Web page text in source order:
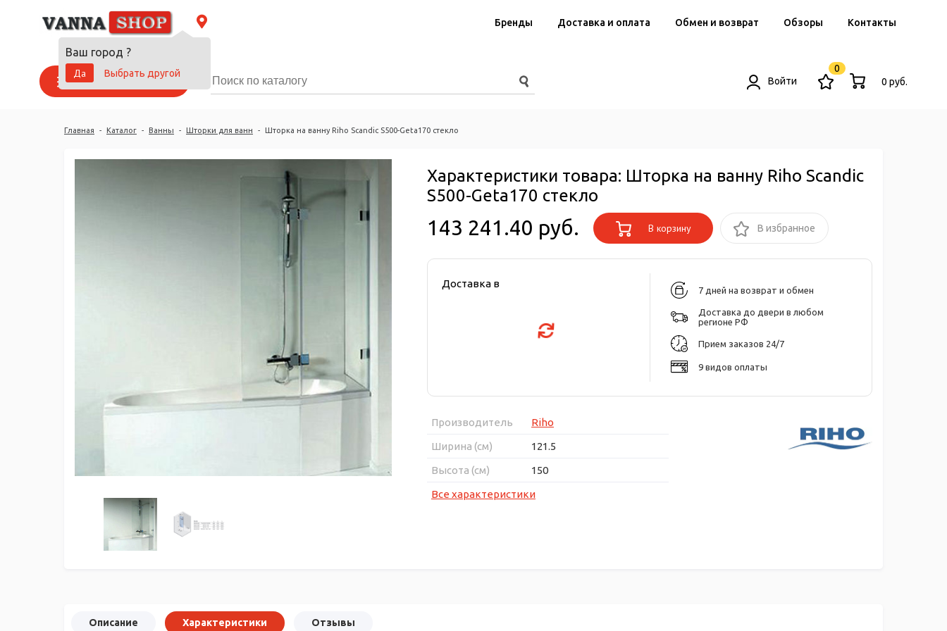
Ваш город ?
Да
Выбрать другой
Бренды Доставка и оплата Обмен и возврат Обзоры Контакты
Каталог товаров Войти
0
0 руб.
Главная - Каталог - Ванны - Шторки для ванн - Шторка на ванну Riho Scandic S500-Geta170 стекло
Характеристики товара: Шторка на ванну Riho Scandic
S500-Geta170 стекло
143 241.40 руб. В корзину В избранное
Доставка в
7 дней на возврат и обмен
Доставка до двери в любом
регионе РФ
Прием заказов 24/7
9 видов оплаты
Производитель
Riho
Ширина (см)
121.5
Высота (см)
150
Все характеристики
Описание Характеристики Отзывы